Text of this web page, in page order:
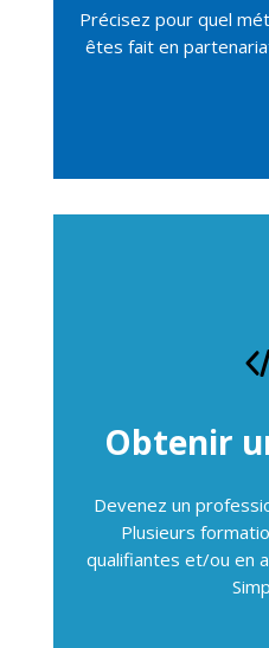
Précisez pour quel
êtes fait en
Obtenir
Devenez un
Plusieurs
qualifiantes et/ou en